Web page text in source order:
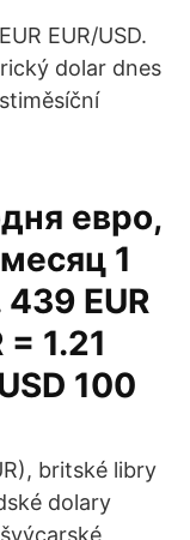
EUR/USD.
dolar dnes
евро,
1
EUR
= 1.21
100
britské libry
dolary